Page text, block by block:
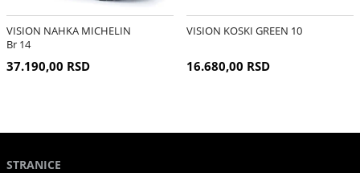
VISION NAHKA MICHELIN
Br 14
37.190,00 RSD
VISION KOSKI GREEN 10
16.680,00 RSD
STRANICE